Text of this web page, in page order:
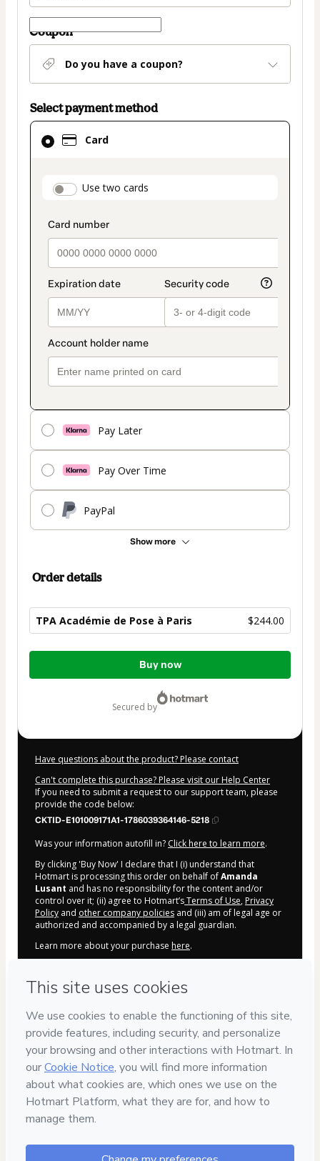
Coupon
Do you have a coupon?
Select payment method
Card
payment_data.section_title_v2
Use two cards
Pay Later
Pay Over Time
PayPal
Show more
Card
selected
method
Order details
TPA Académie de Pose à Paris $244.00
Total
Buy now
secured by
Have questions about the product? Please contact
Can't complete this purchase? Please visit our Help Center
If you need to submit a request to our support team, please
provide the code below:
CKTID-E101009171A1-1786039364146-5218
Was your information autofill in? Click here to learn more.
By clicking 'Buy Now' I declare that I (i) understand that
Hotmart is processing this order on behalf ofAmanda
Lusant and has no responsibility for the content and/or
control over it; (ii) agree to Hotmart’sTerms of Use, Privacy
Policy and other company policies and (iii) am of legal age or
authorized and accompanied by a legal guardian.
Learn more about your purchase here.
2026-08-06T18:02:47.368Z
REF.
Safe purchase
Secure and authenticated